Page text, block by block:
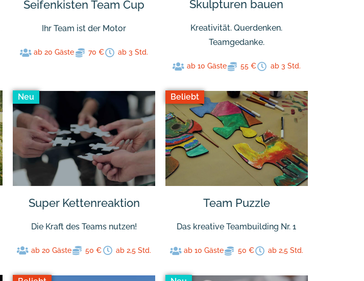
Seifenkisten Team Cup
Ihr Team ist der Motor
ab 20 Gäste 70 € ab 3 Std.
Skulpturen bauen
Kreativität. Querdenken.
Teamgedanke.
ab 10 Gäste 55 € ab 3 Std.
Neu
Super Kettenreaktion
Die Kraft des Teams nutzen!
ab 20 Gäste 50 € ab 2,5 Std.
Beliebt
Team Puzzle
Das kreative Teambuilding Nr. 1
ab 10 Gäste 50 € ab 2,5 Std.